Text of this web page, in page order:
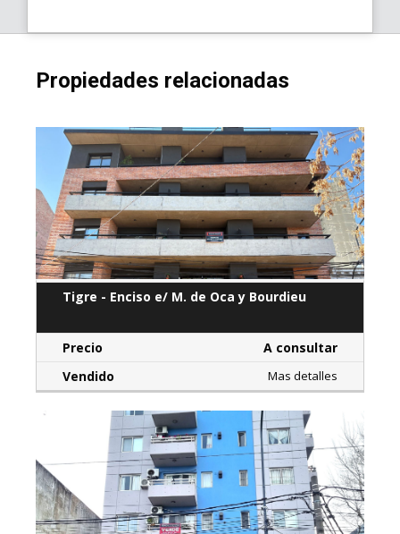
Propiedades relacionadas
Tigre - Enciso e/ M. de Oca y Bourdieu
Precio
A consultar
Vendido
Mas detalles